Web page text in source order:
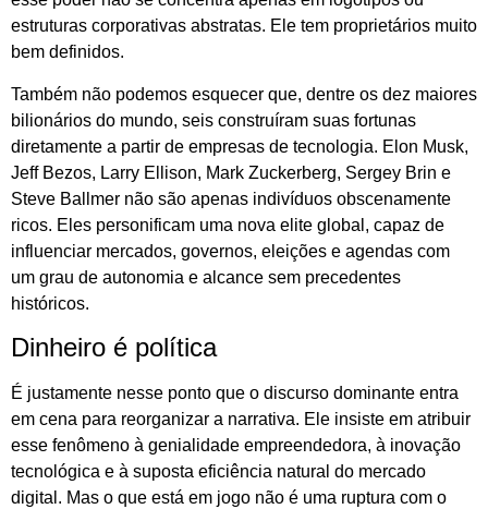
estruturas corporativas abstratas. Ele tem proprietários muito
bem definidos.
Também não podemos esquecer que, dentre os dez maiores
bilionários do mundo, seis construíram suas fortunas
diretamente a partir de empresas de tecnologia. Elon Musk,
Jeff Bezos, Larry Ellison, Mark Zuckerberg, Sergey Brin e
Steve Ballmer não são apenas indivíduos obscenamente
ricos. Eles personificam uma nova elite global, capaz de
influenciar mercados, governos, eleições e agendas com
um grau de autonomia e alcance sem precedentes
históricos.
Dinheiro é política
É justamente nesse ponto que o discurso dominante entra
em cena para reorganizar a narrativa. Ele insiste em atribuir
esse fenômeno à genialidade empreendedora, à inovação
tecnológica e à suposta eficiência natural do mercado
digital. Mas o que está em jogo não é uma ruptura com o